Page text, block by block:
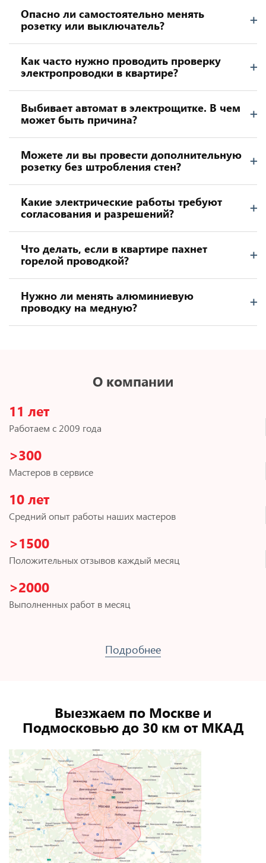
Опасно ли самостоятельно менять
розетку или выключатель?
Как часто нужно проводить проверку
электропроводки в квартире?
Выбивает автомат в электрощитке. В чем
может быть причина?
Можете ли вы провести дополнительную
розетку без штробления стен?
Какие электрические работы требуют
согласования и разрешений?
Что делать, если в квартире пахнет
горелой проводкой?
Нужно ли менять алюминиевую
проводку на медную?
О компании
11 лет
Работаем с 2009 года
>300
Мастеров в сервисе
10 лет
Средний опыт работы наших мастеров
>1500
Положительных отзывов каждый месяц
>2000
Выполненных работ в месяц
Подробнее
Выезжаем по Москве и
Подмосковью до 30 км от МКАД